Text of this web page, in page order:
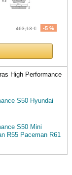
463,13 €
-5 %
High Performance
S50 Hyundai
S50 Mini
R55 Paceman R61